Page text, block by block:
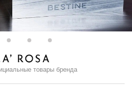
товары бренда